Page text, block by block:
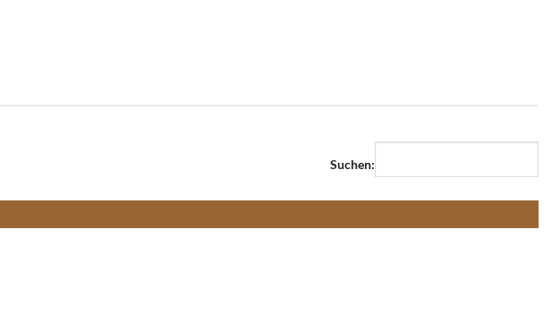
Suchen: